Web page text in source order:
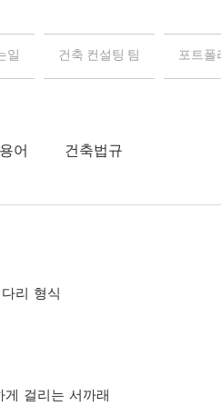
일 건축 컨설팅 팀 포트폴
어 건축법규
리 형식
걸리는 서까래